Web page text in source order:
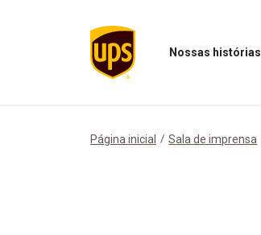
Nossas histórias
Página inicial Sala de imprensa